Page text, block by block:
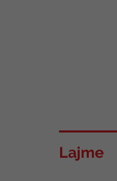
Lajme